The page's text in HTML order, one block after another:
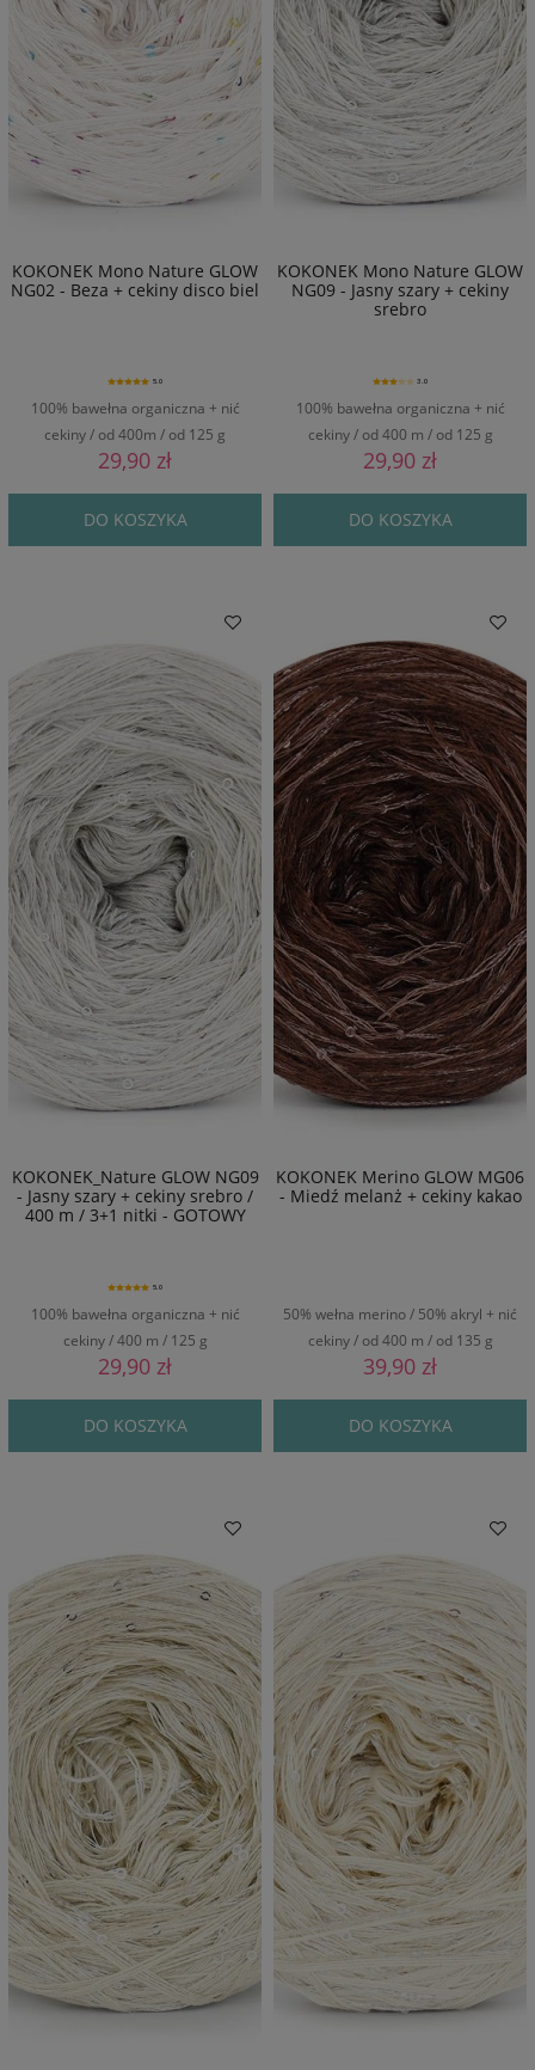
KOKONEK Mono Nature GLOW
NG02 - Beza + cekiny disco biel
100% bawełna organiczna + nić
cekiny / od 400m / od 125 g
5.0
29,90 zł
DO KOSZYKA
KOKONEK Mono Nature GLOW
NG09 - Jasny szary + cekiny
srebro
100% bawełna organiczna + nić
cekiny / od 400 m / od 125 g
3.0
29,90 zł
DO KOSZYKA
KOKONEK_Nature GLOW NG09
- Jasny szary + cekiny srebro /
400 m / 3+1 nitki - GOTOWY
100% bawełna organiczna + nić
cekiny / 400 m / 125 g
5.0
29,90 zł
DO KOSZYKA
KOKONEK Merino GLOW MG06
- Miedź melanż + cekiny kakao
50% wełna merino / 50% akryl + nić
cekiny / od 400 m / od 135 g
39,90 zł
DO KOSZYKA